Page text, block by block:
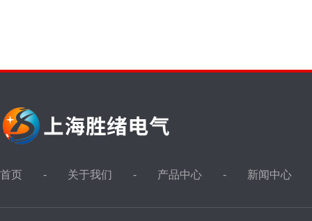
首页 关于我们 产品中心 新闻中心